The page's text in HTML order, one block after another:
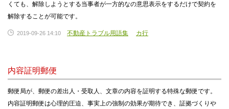
くても、解除しようとする当事者が一方的なの意思表示をするだけで契約を
解除することが可能です。
2019-09-26 14:10 不動産トラブル用語集 カ行
内容証明郵便
郵便局が、郵便の差出人・受取人、文章の内容を証明する特殊な郵便です。
内容証明郵便は心理的圧迫、事実上の強制の効果が期待でき、証拠づくりや